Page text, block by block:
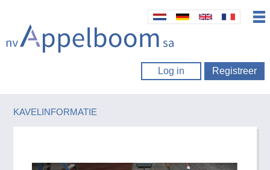
Log in Registreer
KAVELINFORMATIE